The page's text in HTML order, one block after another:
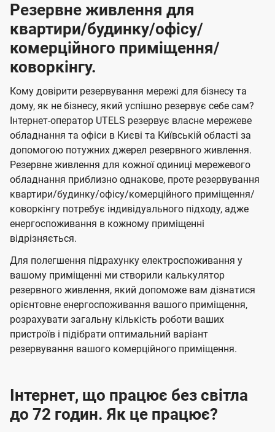
Резервне живлення для
квартири/будинку/офісу/
комерційного приміщення/
коворкінгу.
Кому довірити резервування мережі для бізнесу та
дому, як не бізнесу, який успішно резервує себе сам?
Інтернет-оператор UTELS резервує власне мережеве
обладнання та офіси в Києві та Київській області за
допомогою потужних джерел резервного живлення.
Резервне живлення для кожної одиниці мережевого
обладнання приблизно однакове, проте резервування
квартири/будинку/офісу/комерційного приміщення/
коворкінгу потребує індивідуального підходу, адже
енергоспоживання в кожному приміщенні
відрізняється.
Для полегшення підрахунку електроспоживання у
вашому приміщенні ми створили калькулятор
резервного живлення, який допоможе вам дізнатися
орієнтовне енергоспоживання вашого приміщення,
розрахувати загальну кількість роботи ваших
пристроїв і підібрати оптимальний варіант
резервування вашого комерційного приміщення.
Інтернет, що працює без світла
до 72 годин. Як це працює?